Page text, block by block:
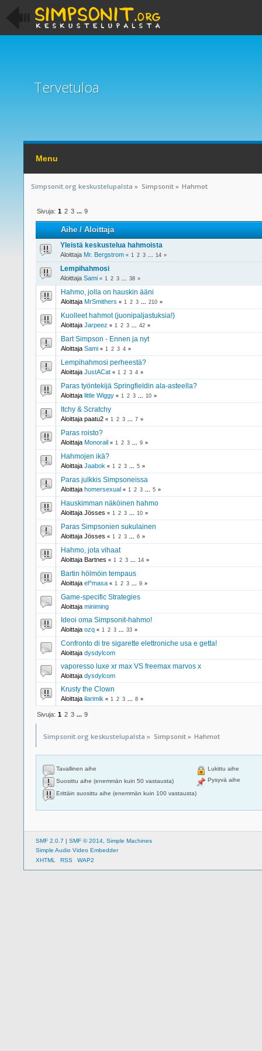
Tervetuloa
Menu
Simpsonit.org keskustelupalsta » Simpsonit» Hahmot
Sivuja: 1 2 3 ... 9
Aihe/Aloittaja
Yleistä keskustelua hahmoista
Aloittaja Mr. Bergstrom « 1 2 3 14 »
Lempihahmosi
Aloittaja Sami « 1 2 3 38 »
Hahmo, jolla on hauskin ääni
Aloittaja MrSmithers « 1 2 3 210 »
Kuolleet hahmot (juonipaljastuksia!)
Aloittaja Jarpeez « 1 2 3 42 »
Bart Simpson - Ennen ja nyt
Aloittaja Sami « 1 2 3 4 »
Lempihahmosi perheestä?
Aloittaja JustACat « 1 2 3 4 »
Paras työntekijä Springfieldin ala-asteella?
Aloittaja little Wiggy « 1 2 3 10 »
Itchy & Scratchy
Aloittaja paatu2 « 1 2 3 7 »
Paras roisto?
Aloittaja Monorail « 1 2 3 9 »
Hahmojen ikä?
Aloittaja Jaabok « 1 2 3 5 »
Paras julkkis Simpsoneissa
Aloittaja homersexual « 1 2 3 5 »
Hauskimman näköinen hahmo
Aloittaja Jösses « 1 2 3 10 »
Paras Simpsonien sukulainen
Aloittaja Jösses « 1 2 3 6 »
Hahmo, jota vihaat
Aloittaja Bartnes « 1 2 3 14 »
Bartin hölmöin tempaus
Aloittaja el^masa « 1 2 3 9 »
Game-specific Strategies
Aloittaja miniming
Ideoi oma Simpsonit-hahmo!
Aloittaja ozq « 1 2 3 33 »
Confronto di tre sigarette elettroniche usa e getta!
Aloittaja dysdylcom
vaporesso luxe xr max VS freemax marvos x
Aloittaja dysdylcom
Krusty the Clown
Aloittaja ilarimik « 1 2 3 8 »
Sivuja: 1 2 3 ... 9
Simpsonit.org keskustelupalsta » Simpsonit» Hahmot
Tavallinen aihe
Suosittu aihe (enemmän kuin 50 vastausta)
Erittäin suosittu aihe (enemmän kuin 100 vastausta)
Lukittu aihe
Pysyvä aihe
SMF 2.0.7 | SMF © 2014 Simple Machines
Simple Audio Video Embedder
XHTML
RSS WAP2